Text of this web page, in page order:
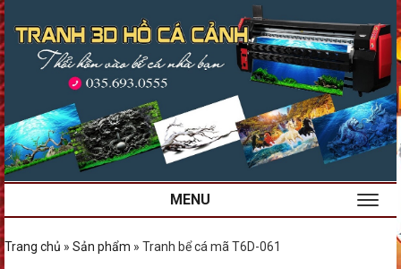
MENU
Trang chủ » Sản phẩm » Tranh bể cá mã T6D-061